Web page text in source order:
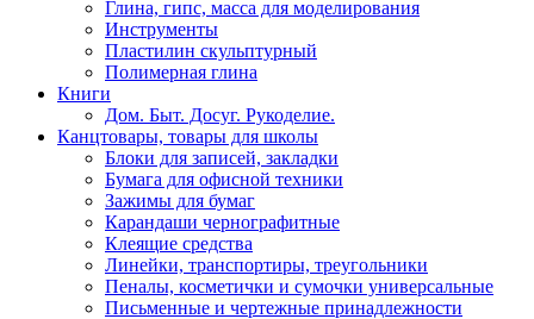
Глина, гипс, масса для моделирования
Инструменты
Пластилин скульптурный
Полимерная глина
Книги
Дом. Быт. Досуг. Рукоделие.
Канцтовары, товары для школы
Блоки для записей, закладки
Бумага для офисной техники
Зажимы для бумаг
Карандаши чернографитные
Клеящие средства
Линейки, транспортиры, треугольники
Пеналы, косметички и сумочки универсальные
Письменные и чертежные принадлежности